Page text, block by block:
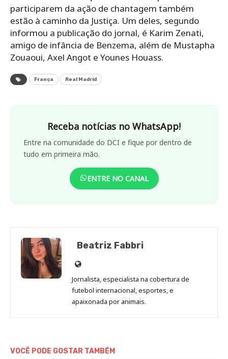
participarem da ação de chantagem também
estão à caminho da Justiça. Um deles, segundo
informou a publicação do jornal, é Karim Zenati,
amigo de infância de Benzema, além de Mustapha
Zouaoui, Axel Angot e Younes Houass.
França Real Madrid
Receba notícias no WhatsApp!
Entre na comunidade do DCI e fique por dentro de
tudo em primeira mão.
ENTRE NO CANAL
Beatriz Fabbri
Site
de
Beatriz
Fabbri
Jornalista, especialista na cobertura de
futebol internacional, esportes, e
apaixonada por animais.
VOCÊ PODE GOSTAR TAMBÉM